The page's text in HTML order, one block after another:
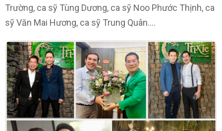
Trường, ca sỹ Tùng Dương, ca sỹ Noo Phước Thịnh, ca
sỹ Văn Mai Hương, ca sỹ Trung Quân….